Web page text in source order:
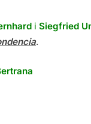
i Siegfried
.